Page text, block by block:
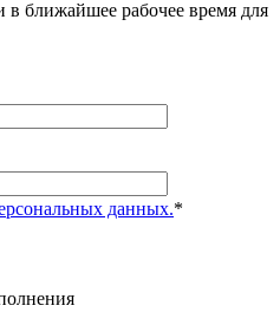
в ближайшее рабочее время для
данных.*